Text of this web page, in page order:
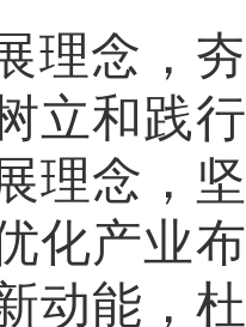
理念，
立和践
理念，
化产业
动能，